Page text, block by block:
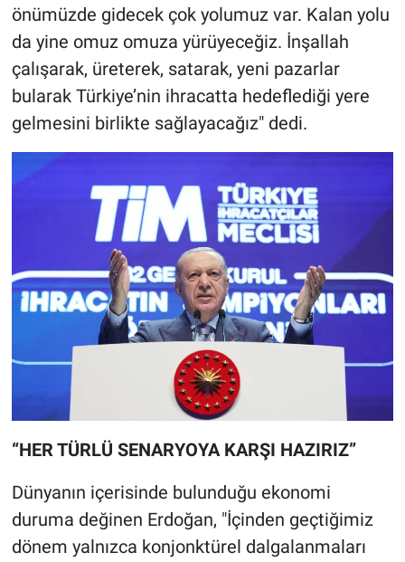
önümüzde gidecek çok yolumuz var. Kalan yolu
da yine omuz omuza yürüyeceğiz. İnşallah
çalışarak, üreterek, satarak, yeni pazarlar
bularak Türkiye’nin ihracatta hedeflediği yere
gelmesini birlikte sağlayacağız" dedi.
“HER TÜRLÜ SENARYOYA KARŞI HAZIRIZ”
Dünyanın içerisinde bulunduğu ekonomi
duruma değinen Erdoğan, "İçinden geçtiğimiz
dönem yalnızca konjonktürel dalgalanmaları